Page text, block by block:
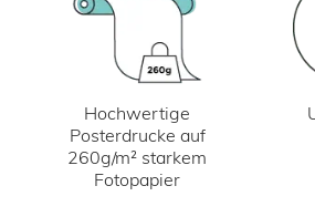
Hochwertige
Posterdrucke auf
260g/m² starkem
Fotopapier